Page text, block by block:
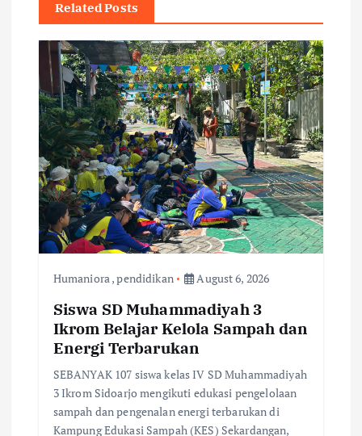
v
g
a
t
Related Posts
Humaniora,pendidikan August 6, 2026
Siswa SD Muhammadiyah 3
Ikrom Belajar Kelola Sampah dan
Energi Terbarukan
SEBANYAK 107 siswa kelas IV SD Muhammadiyah
3 Ikrom Sidoarjo mengikuti edukasi pengelolaan
sampah dan pengenalan energi terbarukan di
Kampung Edukasi Sampah (KES) Sekardangan,